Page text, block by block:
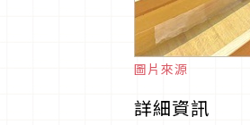
圖片來源
詳細資訊